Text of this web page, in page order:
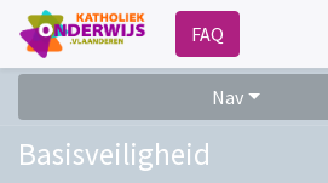
FAQ
Nav
Basisveiligheid